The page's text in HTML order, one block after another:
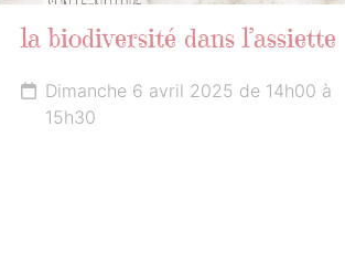
la biodiversité dans l’assiette
Dimanche 6 avril 2025 de 14h00 à
15h30